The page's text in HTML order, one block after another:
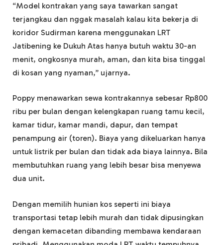
“Model kontrakan yang saya tawarkan sangat
terjangkau dan nggak masalah kalau kita bekerja di
koridor Sudirman karena menggunakan LRT
Jatibening ke Dukuh Atas hanya butuh waktu 30-an
menit, ongkosnya murah, aman, dan kita bisa tinggal
di kosan yang nyaman,” ujarnya.
Poppy menawarkan sewa kontrakannya sebesar Rp800
ribu per bulan dengan kelengkapan ruang tamu kecil,
kamar tidur, kamar mandi, dapur, dan tempat
penampung air (toren). Biaya yang dikeluarkan hanya
untuk listrik per bulan dan tidak ada biaya lainnya. Bila
membutuhkan ruang yang lebih besar bisa menyewa
dua unit.
Dengan memilih hunian kos seperti ini biaya
transportasi tetap lebih murah dan tidak dipusingkan
dengan kemacetan dibanding membawa kendaraan